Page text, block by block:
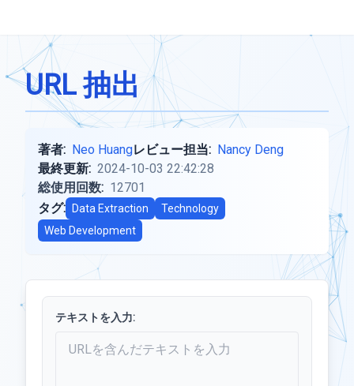
URL 抽出
著者: Neo Huangレビュー担当: Nancy Deng
最終更新: 2024-10-03 22:42:28
総使用回数: 12701
タグ:
Data Extraction
Technology
Web Development
テキストを入力: